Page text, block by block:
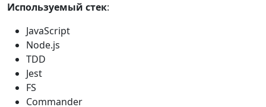
Используемый стек:
JavaScript
Node.js
TDD
Jest
FS
Commander